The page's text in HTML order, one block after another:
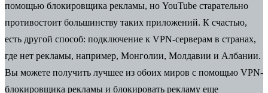
помощью блокировщика рекламы, но YouTube старательно
противостоит большинству таких приложений. К счастью,
есть другой способ: подключение к VPN-серверам в странах,
где нет рекламы, например, Монголии, Молдавии и Албании.
Вы можете получить лучшее из обоих миров с помощью VPN-
блокировщика рекламы и блокировать рекламу еще